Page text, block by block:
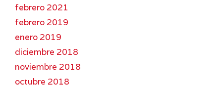
febrero 2021
febrero 2019
enero 2019
diciembre 2018
noviembre 2018
octubre 2018